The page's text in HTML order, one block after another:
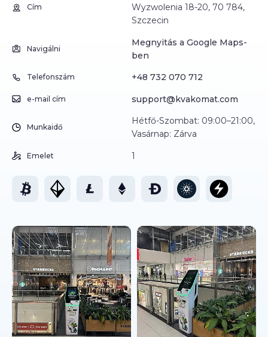
Cím
Wyzwolenia 18-20, 70 784,
Szczecin
Navigálni
Megnyitás a Google Maps-
ben
Telefonszám +48 732 070 712
e-mail cím support@kvakomat.com
Munkaidő
Hétfő-Szombat: 09:00–21:00,
Vasárnap: Zárva
Emelet 1